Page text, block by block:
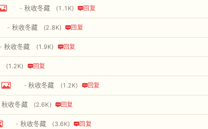
秋收冬藏 (1.1K) 回复
秋收冬藏 (2.8K) 回复
秋收冬藏 (1.9K) 回复
(1.2K) 回复
秋收冬藏 (1.2K) 回复
秋收冬藏 (2.6K) 回复
秋收冬藏 (3.6K) 回复